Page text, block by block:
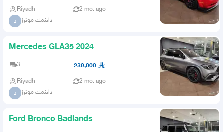
Riyadh 2 mo. ago
د داينمك موترز
Mercedes GLA35 2024
3 239,000
Riyadh 2 mo. ago
د داينمك موترز
Ford Bronco Badlands